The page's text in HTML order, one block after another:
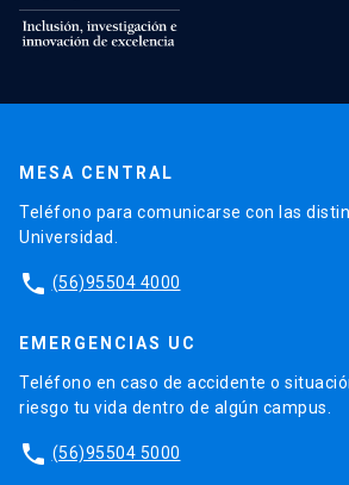
MESA CENTRAL
Teléfono para comunicarse con las
Universidad.
phone (56)95504 4000
EMERGENCIAS UC
Teléfono en caso de accidente o
riesgo tu vida dentro de algún campus.
phone (56)95504 5000